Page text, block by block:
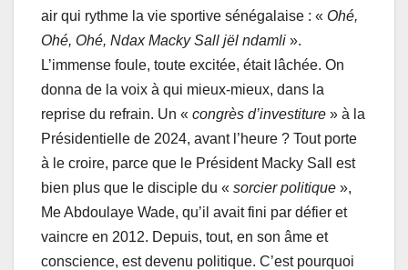
air qui rythme la vie sportive sénégalaise : « Ohé,
Ohé, Ohé, Ndax Macky Sall jël ndamli ».
L’immense foule, toute excitée, était lâchée. On
donna de la voix à qui mieux-mieux, dans la
reprise du refrain. Un « congrès d’investiture » à la
Présidentielle de 2024, avant l’heure ? Tout porte
à le croire, parce que le Président Macky Sall est
bien plus que le disciple du « sorcier politique »,
Me Abdoulaye Wade, qu’il avait fini par défier et
vaincre en 2012. Depuis, tout, en son âme et
conscience, est devenu politique. C’est pourquoi